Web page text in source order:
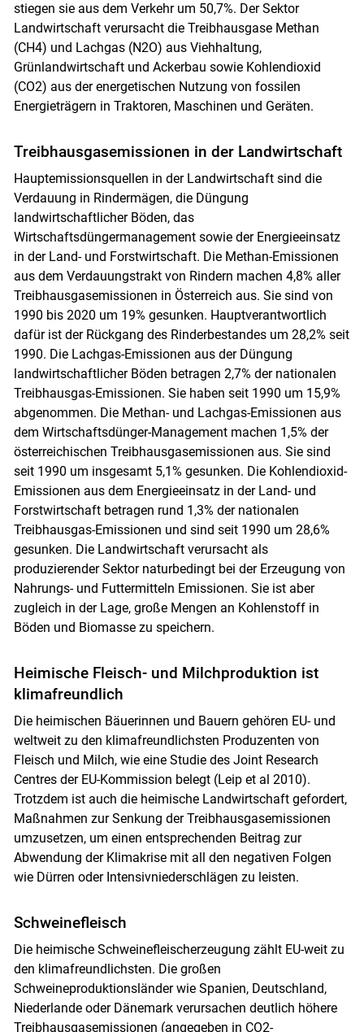
Skip to main content
stiegen sie aus dem Verkehr um 50,7%. Der Sektor
Landwirtschaft verursacht die Treibhausgase Methan
(CH4) und Lachgas (N2O) aus Viehhaltung,
Grünlandwirtschaft und Ackerbau sowie Kohlendioxid
(CO2) aus der energetischen Nutzung von fossilen
Energieträgern in Traktoren, Maschinen und Geräten.
Treibhausgasemissionen in der Landwirtschaft
Hauptemissionsquellen in der Landwirtschaft sind die
Verdauung in Rindermägen, die Düngung
landwirtschaftlicher Böden, das
Wirtschaftsdüngermanagement sowie der Energieeinsatz
in der Land- und Forstwirtschaft. Die Methan-Emissionen
aus dem Verdauungstrakt von Rindern machen 4,8% aller
Treibhausgasemissionen in Österreich aus. Sie sind von
1990 bis 2020 um 19% gesunken. Hauptverantwortlich
dafür ist der Rückgang des Rinderbestandes um 28,2% seit
1990. Die Lachgas-Emissionen aus der Düngung
landwirtschaftlicher Böden betragen 2,7% der nationalen
Treibhausgas-Emissionen. Sie haben seit 1990 um 15,9%
abgenommen. Die Methan- und Lachgas-Emissionen aus
dem Wirtschaftsdünger-Management machen 1,5% der
österreichischen Treibhausgasemissionen aus. Sie sind
seit 1990 um insgesamt 5,1% gesunken. Die Kohlendioxid-
Emissionen aus dem Energieeinsatz in der Land- und
Forstwirtschaft betragen rund 1,3% der nationalen
Treibhausgas-Emissionen und sind seit 1990 um 28,6%
gesunken. Die Landwirtschaft verursacht als
produzierender Sektor naturbedingt bei der Erzeugung von
Nahrungs- und Futtermitteln Emissionen. Sie ist aber
zugleich in der Lage, große Mengen an Kohlenstoff in
Böden und Biomasse zu speichern.
Heimische Fleisch- und Milchproduktion ist
klimafreundlich
Die heimischen Bäuerinnen und Bauern gehören EU- und
weltweit zu den klimafreundlichsten Produzenten von
Fleisch und Milch, wie eine Studie des Joint Research
Centres der EU-Kommission belegt (Leip et al 2010).
Trotzdem ist auch die heimische Landwirtschaft gefordert,
Maßnahmen zur Senkung der Treibhausgasemissionen
umzusetzen, um einen entsprechenden Beitrag zur
Abwendung der Klimakrise mit all den negativen Folgen
wie Dürren oder Intensivniederschlägen zu leisten.
Schweinefleisch
Die heimische Schweinefleischerzeugung zählt EU-weit zu
den klimafreundlichsten. Die großen
Schweineproduktionsländer wie Spanien, Deutschland,
Niederlande oder Dänemark verursachen deutlich höhere
Treibhausgasemissionen (angegeben in CO2-